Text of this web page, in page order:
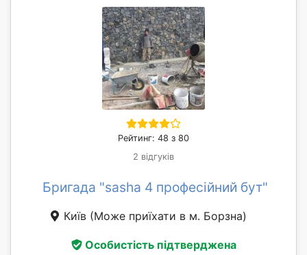
Рейтинг: 48 з 80
2 відгуків
Бригада "sasha 4 професійний бут"
Київ (Може приїхати в м. Борзна)
Особистість підтверджена